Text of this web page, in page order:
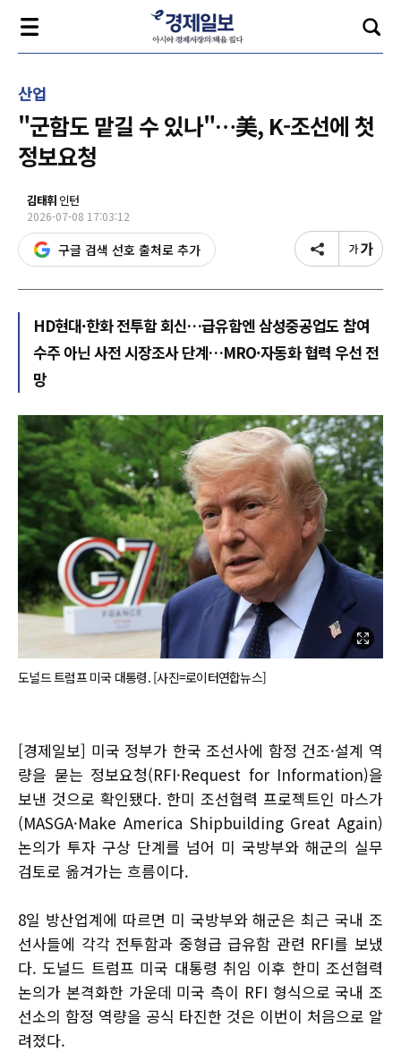
산업
"군함도 맡길 수 있나"…美, K-조선에 첫
정보요청
김태휘 인턴
2026-07-08 17:03:12
구글 검색 선호 출처로 추가
HD현대·한화 전투함 회신…급유함엔 삼성중공업도 참여
수주 아닌 사전 시장조사 단계…MRO·자동화 협력 우선 전
망
도널드 트럼프 미국 대통령. [사진=로이터연합뉴스]
[경제일보] 미국 정부가 한국 조선사에 함정 건조·설계 역
량을 묻는 정보요청(RFI·Request for Information)을
보낸 것으로 확인됐다. 한미 조선협력 프로젝트인 마스가
(MASGA·Make America Shipbuilding Great Again)
논의가 투자 구상 단계를 넘어 미 국방부와 해군의 실무
검토로 옮겨가는 흐름이다.
8일 방산업계에 따르면 미 국방부와 해군은 최근 국내 조
선사들에 각각 전투함과 중형급 급유함 관련 RFI를 보냈
다. 도널드 트럼프 미국 대통령 취임 이후 한미 조선협력
논의가 본격화한 가운데 미국 측이 RFI 형식으로 국내 조
선소의 함정 역량을 공식 타진한 것은 이번이 처음으로 알
려졌다.